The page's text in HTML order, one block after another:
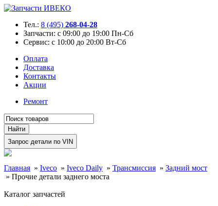
Тел.: 8 (495) 268-04-28
Запчасти: с 09:00 до 19:00 Пн-Сб
Сервис: с 10:00 до 20:00 Вт-Сб
Оплата
Доставка
Контакты
Акции
Ремонт
Главная » Iveco » Iveco Daily » Трансмиссия » Задний мост
» Прочие детали заднего моста
Каталог запчастей